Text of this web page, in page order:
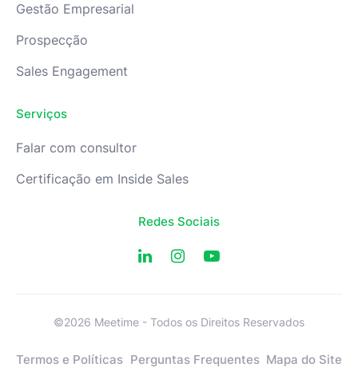
Gestão Empresarial
Prospecção
Sales Engagement
Serviços
Falar com consultor
Certificação em Inside Sales
Redes Sociais
©2026 Meetime - Todos os Direitos Reservados
Termos e Políticas Perguntas Frequentes Mapa do Site